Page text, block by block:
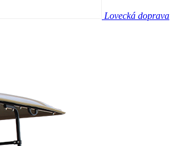
Lovecká doprava